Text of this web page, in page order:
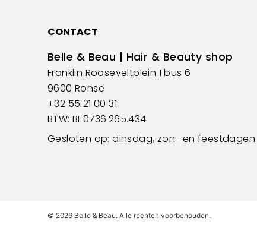
CONTACT
Belle & Beau | Hair & Beauty shop
Franklin Rooseveltplein 1 bus 6
9600 Ronse
+32 55 21 00 31
BTW: BE0736.265.434
Gesloten op: dinsdag, zon- en feestdagen.
© 2026 Belle & Beau. Alle rechten voorbehouden.